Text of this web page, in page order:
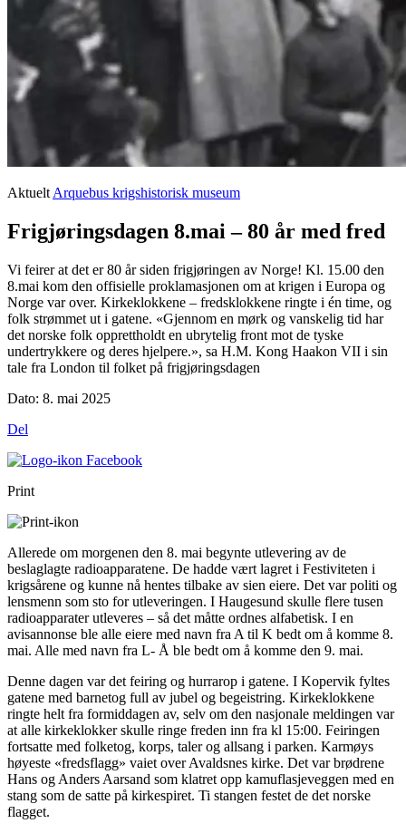
Aktuelt Arquebus krigshistorisk museum
Frigjøringsdagen 8.mai – 80 år med fred
Vi feirer at det er 80 år siden frigjøringen av Norge! Kl. 15.00 den
8.mai kom den offisielle proklamasjonen om at krigen i Europa og
Norge var over. Kirkeklokkene – fredsklokkene ringte i én time, og
folk strømmet ut i gatene. «Gjennom en mørk og vanskelig tid har
det norske folk opprettholdt en ubrytelig front mot de tyske
undertrykkere og deres hjelpere.», sa H.M. Kong Haakon VII i sin
tale fra London til folket på frigjøringsdagen
Dato: 8. mai 2025
Del
Print
Allerede om morgenen den 8. mai begynte utlevering av de
beslaglagte radioapparatene. De hadde vært lagret i Festiviteten i
krigsårene og kunne nå hentes tilbake av sien eiere. Det var politi og
lensmenn som sto for utleveringen. I Haugesund skulle flere tusen
radioapparater utleveres – så det måtte ordnes alfabetisk. I en
avisannonse ble alle eiere med navn fra A til K bedt om å komme 8.
mai. Alle med navn fra L- Å ble bedt om å komme den 9. mai.
Denne dagen var det feiring og hurrarop i gatene. I Kopervik fyltes
gatene med barnetog full av jubel og begeistring. Kirkeklokkene
ringte helt fra formiddagen av, selv om den nasjonale meldingen var
at alle kirkeklokker skulle ringe freden inn fra kl 15:00. Feiringen
fortsatte med folketog, korps, taler og allsang i parken. Karmøys
høyeste «fredsflagg» vaiet over Avaldsnes kirke. Det var brødrene
Hans og Anders Aarsand som klatret opp kamuflasjeveggen med en
stang som de satte på kirkespiret. Ti stangen festet de det norske
flagget.